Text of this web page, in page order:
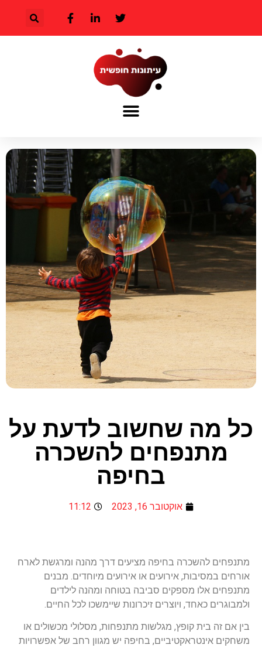
כל מה שחשוב לדעת על
מתנפחים להשכרה
בחיפה
אוקטובר 16, 2023 11:12
מתנפחים להשכרה בחיפה מציעים דרך מהנה ומרגשת לארח
אורחים במסיבות, אירועים או אירועים מיוחדים. מבנים
מתנפחים אלו מספקים סביבה בטוחה ומהנה לילדים
ולמבוגרים כאחד, ויוצרים זיכרונות שיימשכו לכל החיים.
בין אם זה בית קופץ, מגלשות מתנפחות, מסלולי מכשולים או
משחקים אינטראקטיביים, בחיפה יש מגוון רחב של אפשרויות